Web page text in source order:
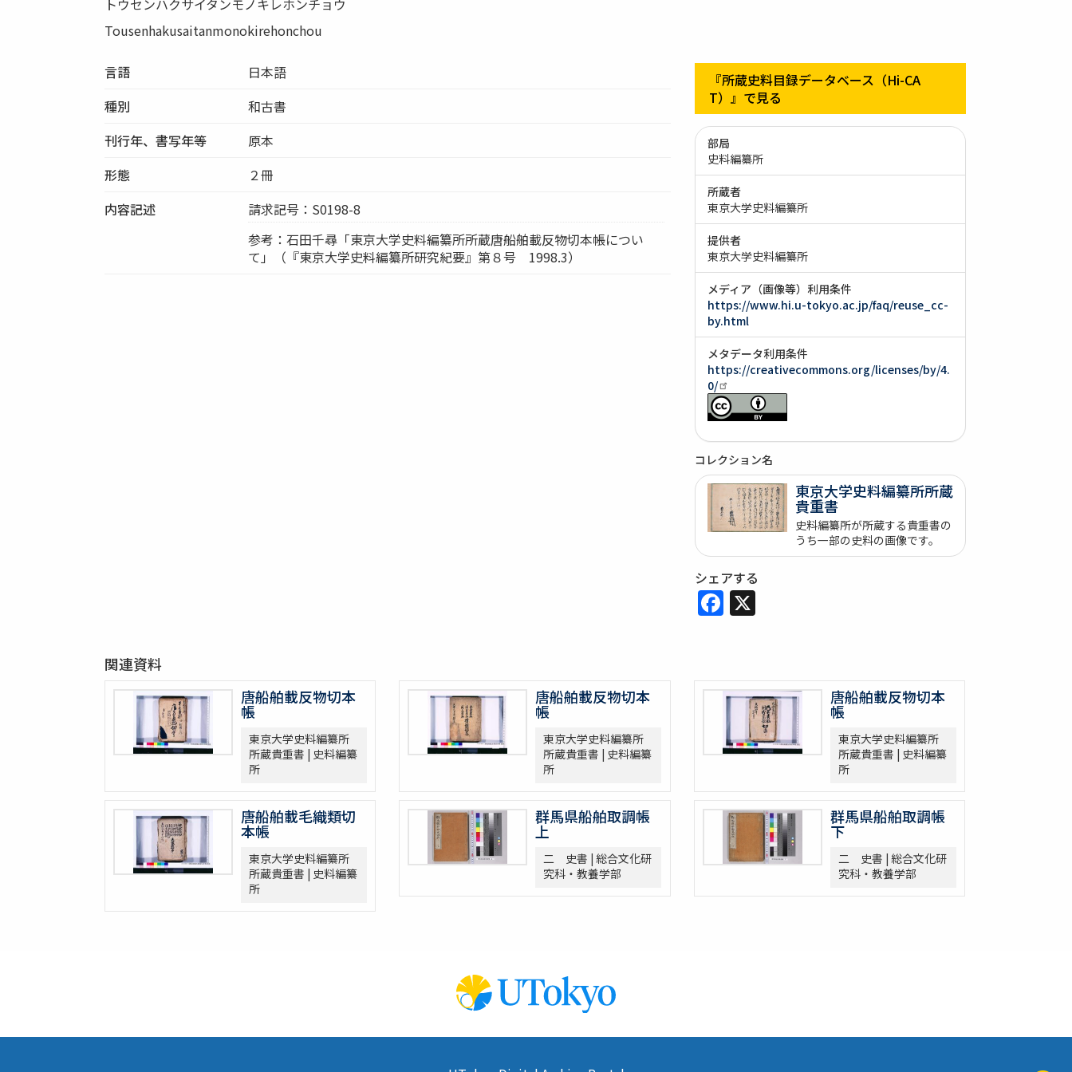
トウセンハクサイタンモノキレホンチョウ
Tousenhakusaitanmonokirehonchou
言語
日本語
種別
和古書
刊行年、書写年等
原本
形態
２冊
内容記述
請求記号：S0198-8
参考：石田千尋「東京大学史料編纂所所蔵唐船舶載反物切本帳につい
て」（『東京大学史料編纂所研究紀要』第８号 1998.3）
『所蔵史料目録データベース（Hi-CA
T）』で見る
部局
史料編纂所
所蔵者
東京大学史料編纂所
提供者
東京大学史料編纂所
メディア（画像等）利用条件
https://www.hi.u-tokyo.ac.jp/faq/reuse_cc-
by.html
メタデータ利用条件
https://creativecommons.org/licenses/by/4.
0/
コレクション名
東京大学史料編纂所所蔵
貴重書
史料編纂所が所蔵する貴重書の
うち一部の史料の画像です。
シェアする
Facebook
X
関連資料
唐船舶載反物切本
帳
東京大学史料編纂所
所蔵貴重書 | 史料編纂
所
唐船舶載反物切本
帳
東京大学史料編纂所
所蔵貴重書 | 史料編纂
所
唐船舶載反物切本
帳
東京大学史料編纂所
所蔵貴重書 | 史料編纂
所
唐船舶載毛織類切
本帳
東京大学史料編纂所
所蔵貴重書 | 史料編纂
所
群馬県船舶取調帳
上
二 史書 | 総合文化研
究科・教養学部
群馬県船舶取調帳
下
二 史書 | 総合文化研
究科・教養学部